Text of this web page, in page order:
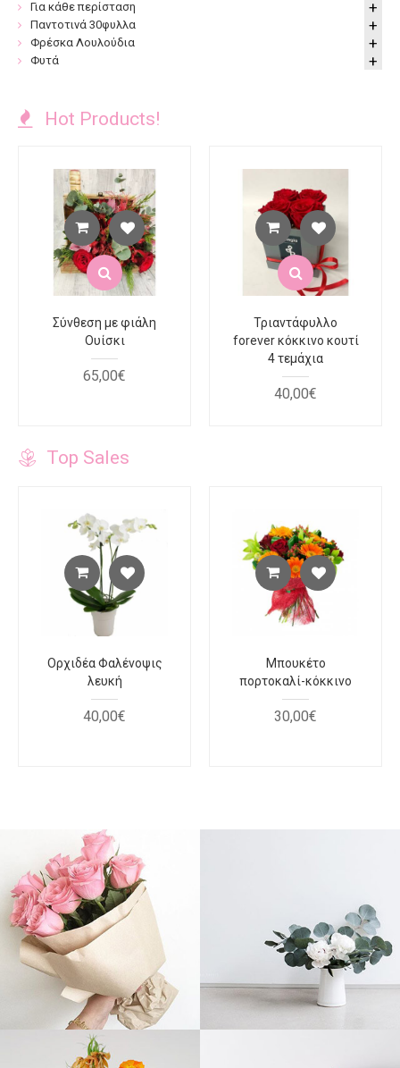
Για κάθε περίσταση
Παντοτινά 30φυλλα
Φρέσκα Λουλούδια
Φυτά
Hot Products!
Σύνθεση με φιάλη
Ουίσκι
65,00€
Τριαντάφυλλο
forever κόκκινο κουτί
4 τεμάχια
40,00€
Top Sales
Ορχιδέα Φαλένοψις
λευκή
40,00€
Μπουκέτο
πορτοκαλί-κόκκινο
30,00€